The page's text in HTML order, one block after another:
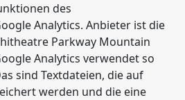
des
Analytics. Anbieter ist die
Parkway Mountain
Analytics verwendet so
sind Textdateien, die auf
werden und die eine